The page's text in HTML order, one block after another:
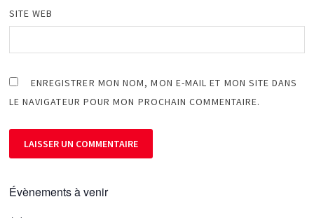
SITE WEB
ENREGISTRER MON NOM, MON E-MAIL ET MON SITE DANS
LE NAVIGATEUR POUR MON PROCHAIN COMMENTAIRE.
Évènements à venir